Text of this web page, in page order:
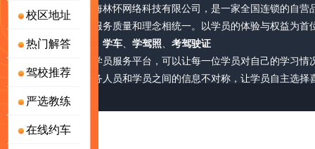
校区地址
热门解答
驾校推荐
严选教练
在线约车
派学车，隶属于上海林怀网络科技有限公司，是一家全国连锁的自
部直接把控，确保服务质量和理念相统一。以学员的体验与权益为
考驾照、驾校报名 学车、 学驾照、 考驾驶证
派学车耗巨资研发学员服务平台，可以让每一位学员对自己的学习
破长期以来驾校服务人员和学员之间的信息不对称，让学员自主选
号-2 版权所有 © 上海林怀网络科技有限公司